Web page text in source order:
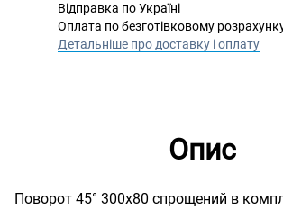
Відправка по Україні
Оплата по безготівковому
Детальніше про доставку і оплату
Опис
Поворот 45° 300х80 спрощений в